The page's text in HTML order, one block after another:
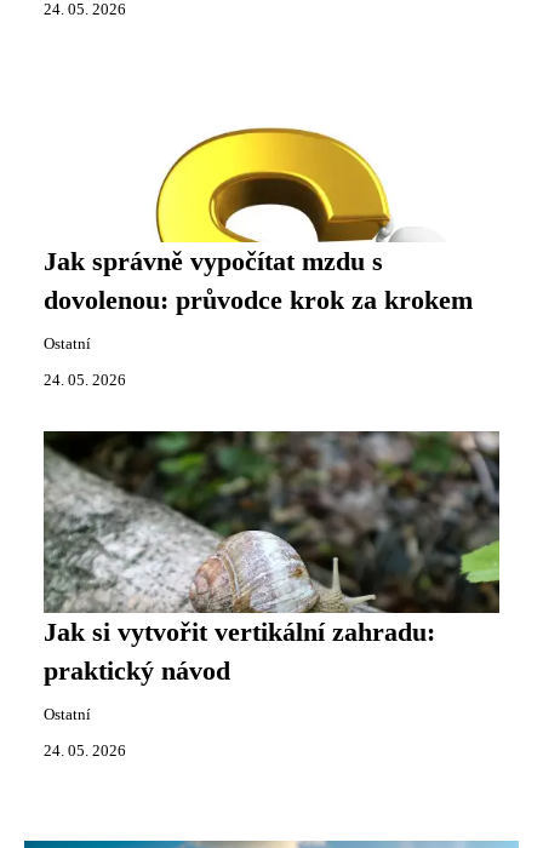
24. 05. 2026
Jak správně vypočítat mzdu s
dovolenou: průvodce krok za krokem
Ostatní
24. 05. 2026
Jak si vytvořit vertikální zahradu:
praktický návod
Ostatní
24. 05. 2026